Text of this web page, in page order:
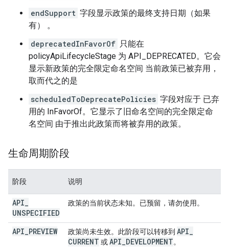
endSupport 字段显示政策的最终支持日期（如果
有） 。
deprecatedInFavorOf 只能在
policyApiLifecycleStage 为 API_DEPRECATED。它会
显示新政策的完全限定命名空间 当前政策已被弃用，
取而代之的是
scheduledToDeprecatePolicies 字段对应于 已弃
用的 InFavorOf。它显示了旧命名空间的完全限定命
名空间 由于推出此政策而将被弃用的政策。
生命周期阶段
阶段 说明
API
UNSPECIFIED
政策的当前状态未知。已预留，请勿使用。
API PREVIEW 政策尚未生效。此阶段可以转移到 API
CURRENT 或API DEVELOPMENT。